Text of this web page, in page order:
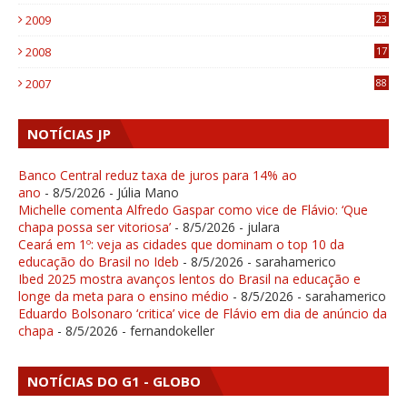
2009
23
2008
17
2007 88
NOTÍCIAS JP
Banco Central reduz taxa de juros para 14% ao
ano - 8/5/2026 - Júlia Mano
Michelle comenta Alfredo Gaspar como vice de Flávio: ‘Que
chapa possa ser vitoriosa’ - 8/5/2026 - julara
Ceará em 1º: veja as cidades que dominam o top 10 da
educação do Brasil no Ideb - 8/5/2026 - sarahamerico
Ibed 2025 mostra avanços lentos do Brasil na educação e
longe da meta para o ensino médio - 8/5/2026 - sarahamerico
Eduardo Bolsonaro ‘critica’ vice de Flávio em dia de anúncio da
chapa - 8/5/2026 - fernandokeller
NOTÍCIAS DO G1 - GLOBO